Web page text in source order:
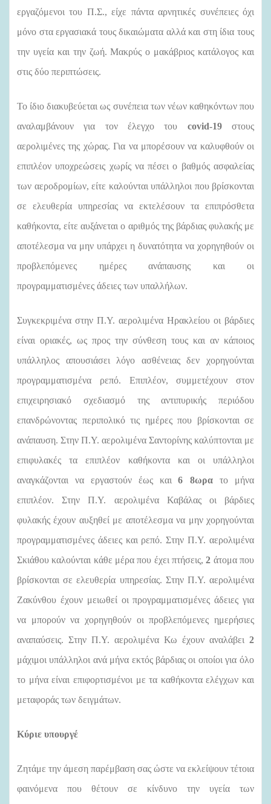
εργαζόμενοι του Π.Σ., είχε πάντα αρνητικές συνέπειες όχι
μόνο στα εργασιακά τους δικαιώματα αλλά και στη ίδια τους
την υγεία και την ζωή. Μακρύς ο μακάβριος κατάλογος και
στις δύο περιπτώσεις.
Το ίδιο διακυβεύεται ως συνέπεια των νέων καθηκόντων που
αναλαμβάνουν για τον έλεγχο του covid-19στους
αερολιμένες της χώρας. Για να μπορέσουν να καλυφθούν οι
επιπλέον υποχρεώσεις χωρίς να πέσει ο βαθμός ασφαλείας
των αεροδρομίων, είτε καλούνται υπάλληλοι που βρίσκονται
σε ελευθερία υπηρεσίας να εκτελέσουν τα επιπρόσθετα
καθήκοντα, είτε αυξάνεται ο αριθμός της βάρδιας φυλακής με
αποτέλεσμα να μην υπάρχει η δυνατότητα να χορηγηθούν οι
προβλεπόμενες ημέρες ανάπαυσης και οι
προγραμματισμένες άδειες των υπαλλήλων.
Συγκεκριμένα στην Π.Υ. αερολιμένα Ηρακλείου οι βάρδιες
είναι οριακές, ως προς την σύνθεση τους και αν κάποιος
υπάλληλος απουσιάσει λόγο ασθένειας δεν χορηγούνται
προγραμματισμένα ρεπό. Επιπλέον, συμμετέχουν στον
επιχειρησιακό σχεδιασμό της αντιπυρικής περιόδου
επανδρώνοντας περιπολικό τις ημέρες που βρίσκονται σε
ανάπαυση. Στην Π.Υ. αερολιμένα Σαντορίνης καλύπτονται με
επιφυλακές τα επιπλέον καθήκοντα και οι υπάλληλοι
αναγκάζονται να εργαστούν έως και6 8ωρα το μήνα
επιπλέον. Στην Π.Υ. αερολιμένα Καβάλας οι βάρδιες
φυλακής έχουν αυξηθεί με αποτέλεσμα να μην χορηγούνται
προγραμματισμένες άδειες και ρεπό. Στην Π.Υ. αερολιμένα
Σκιάθου καλούνται κάθε μέρα που έχει πτήσεις,2 άτομα που
βρίσκονται σε ελευθερία υπηρεσίας. Στην Π.Υ. αερολιμένα
Ζακύνθου έχουν μειωθεί οι προγραμματισμένες άδειες για
να μπορούν να χορηγηθούν οι προβλεπόμενες ημερήσιες
αναπαύσεις. Στην Π.Υ. αερολιμένα Κω έχουν αναλάβει 2
μάχιμοι υπάλληλοι ανά μήνα εκτός βάρδιας οι οποίοι για όλο
το μήνα είναι επιφορτισμένοι με τα καθήκοντα ελέγχων και
μεταφοράς των δειγμάτων.
Κύριε υπουργέ
Ζητάμε την άμεση παρέμβαση σας ώστε να εκλείψουν τέτοια
φαινόμενα που θέτουν σε κίνδυνο την υγεία των